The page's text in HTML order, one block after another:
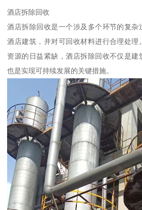
酒店拆除回收
酒店拆除回收是一个涉及多个环节的复杂
酒店建筑，并对可回收材料进行合理处理
资源的日益紧缺，酒店拆除回收不仅是建
也是实现可持续发展的关键措施。